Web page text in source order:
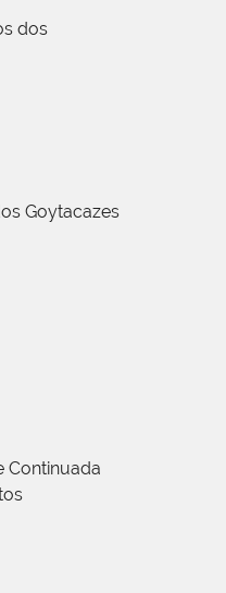
dos
Goytacazes
Continuada